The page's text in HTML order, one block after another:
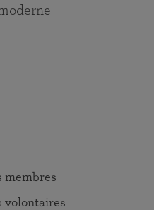
membres
volontaires